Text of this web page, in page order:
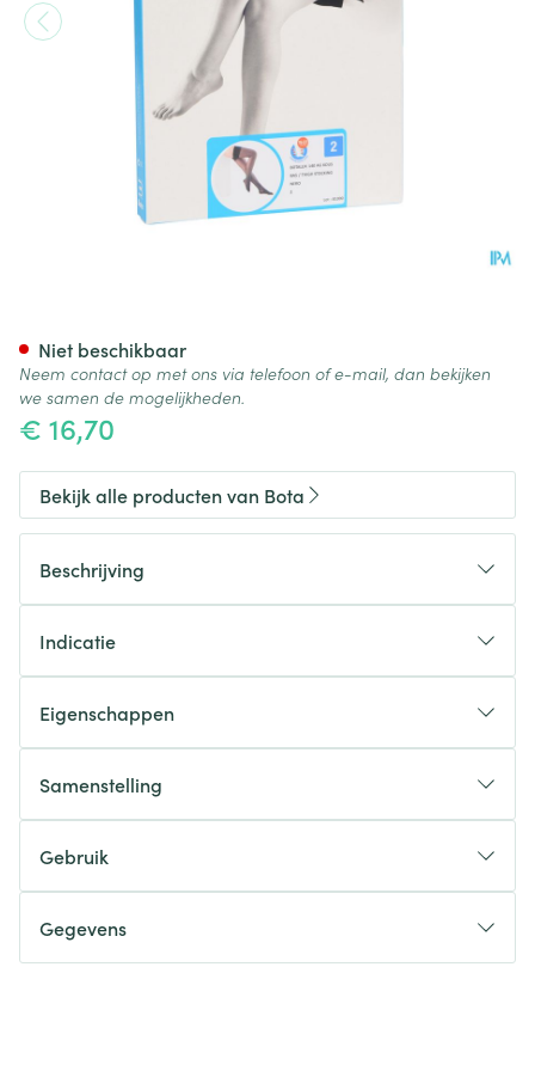
€ 16,70
Niet beschikbaar
Neem contact op met ons via telefoon of e-mail, dan bekijken
we samen de mogelijkheden.
Bekijk alle producten van Bota
Beschrijving
Indicatie
Eigenschappen
Samenstelling
Gebruik
Gegevens